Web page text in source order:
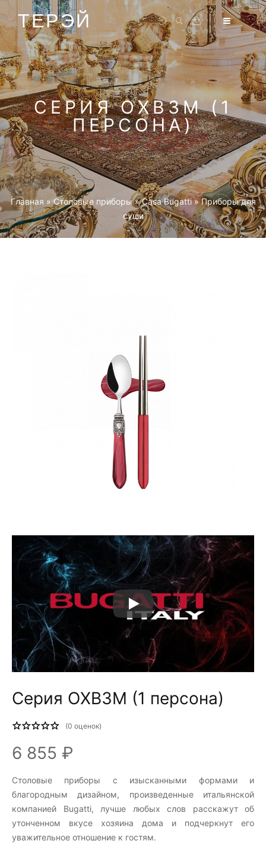
ТЕРЭЙ
СЕРИЯ OXB3M (1
ПЕРСОНА)
Главная »Столовые приборы »Casa Bugatti »Приборы для
суши
Серия OXB3M (1 персона)
(0 оценок)
6 855 ₽
Столовые приборы c изысканными формами и
благородным дизайном, произведенные итальянской
компанией Bugatti, лучше любых слов расскажут об
утонченном вкусе хозяина дома и подчеркнут его
уважительное отношение к гостям.